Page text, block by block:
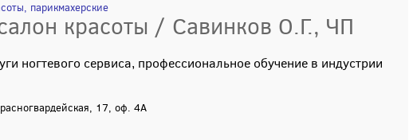
парикмахерские
красоты / Савинков О.Г., ЧП
ногтевого сервиса, профессиональное обучение в индустрии
17, оф. 4А